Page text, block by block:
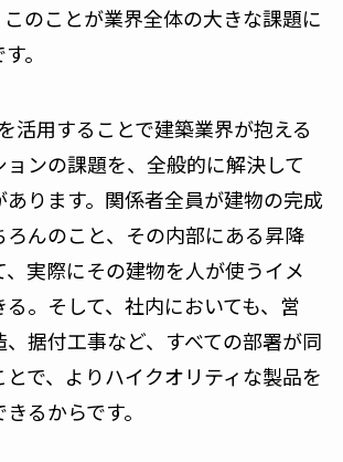
のことが業界全体の大きな課題に
。
活用することで建築業界が抱える
ョンの課題を、全般的に解決して
あります。関係者全員が建物の完成
ろんのこと、その内部にある昇降
実際にその建物を人が使うイメ
。そして、社内においても、営
据付工事など、すべての部署が同
とで、よりハイクオリティな製品を
るからです。